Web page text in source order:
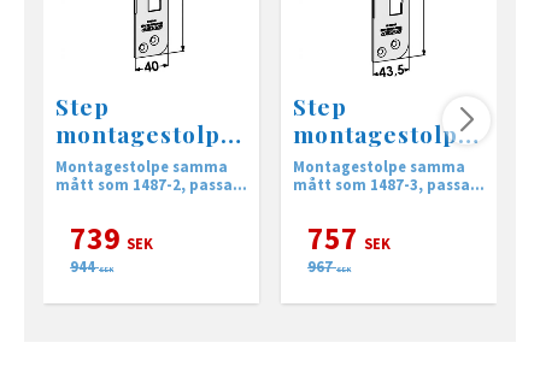
Step
montagestolpe
ST4009-16
Montagestolpe samma
mått som 1487-2, passar
739 SEK
944 SEK
Step
montagestolpe
ST4009-20
Montagestolpe samma
mått som 1487-3, passar
757 SEK
967 SEK